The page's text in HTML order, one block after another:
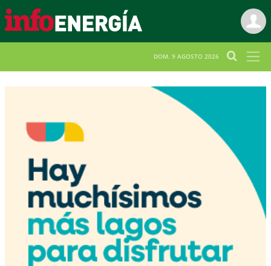
DOM. 9 AGOSTO 2026